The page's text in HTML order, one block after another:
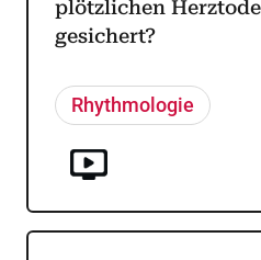
plötzlichen
gesichert?
Rhythmologie